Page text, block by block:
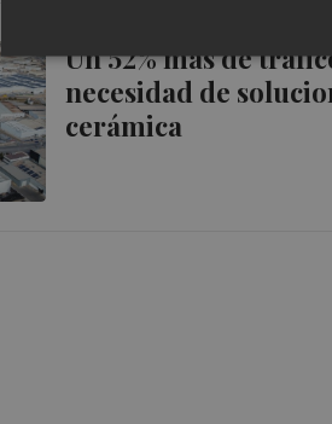
Un 52% más de
necesidad de
cerámica